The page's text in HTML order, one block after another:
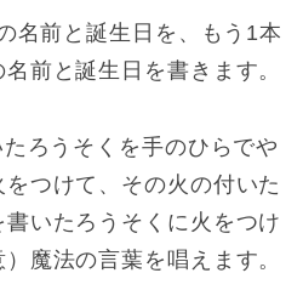
名前と誕生日を、もう1本
前と誕生日を書きます。
ろうそくを手のひらでや
つけて、その火の付いた
いたろうそくに火をつけ
魔法の言葉を唱えます。